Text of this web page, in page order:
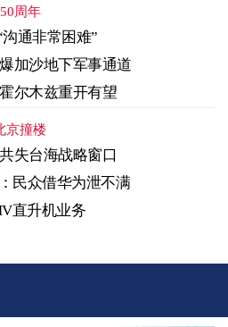
周年
通非常困难”
加沙地下军事通道
尔木兹重开有望
京撞楼
失台海战略窗口
民众借华为泄不满
直升机业务